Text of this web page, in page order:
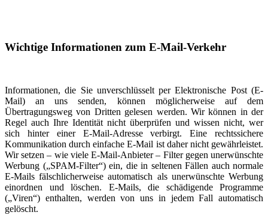
Wichtige Informationen zum E-Mail-Verkehr
Informationen, die Sie unverschlüsselt per Elektronische Post (E-
Mail) an uns senden, können möglicherweise auf dem
Übertragungsweg von Dritten gelesen werden. Wir können in der
Regel auch Ihre Identität nicht überprüfen und wissen nicht, wer
sich hinter einer E-Mail-Adresse verbirgt. Eine rechtssichere
Kommunikation durch einfache E-Mail ist daher nicht gewährleistet.
Wir setzen – wie viele E-Mail-Anbieter – Filter gegen unerwünschte
Werbung („SPAM-Filter“) ein, die in seltenen Fällen auch normale
E-Mails fälschlicherweise automatisch als unerwünschte Werbung
einordnen und löschen. E-Mails, die schädigende Programme
(„Viren“) enthalten, werden von uns in jedem Fall automatisch
gelöscht.